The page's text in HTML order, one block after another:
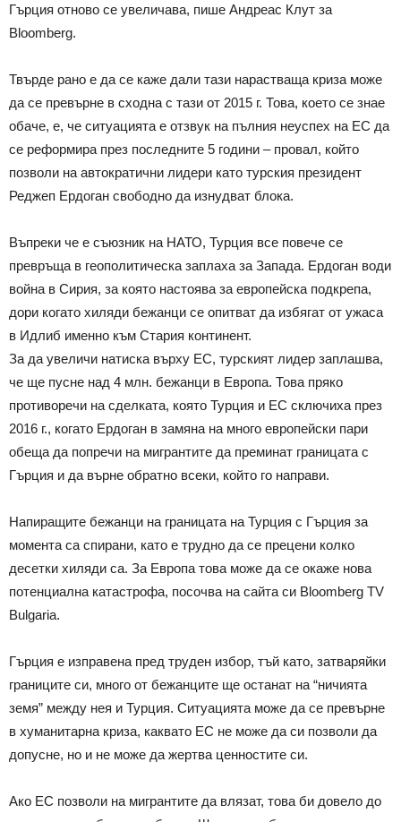
Гърция отново се увеличава, пише Андреас Клут за
Bloomberg.
Твърде рано е да се каже дали тази нарастваща криза може
да се превърне в сходна с тази от 2015 г. Това, което се знае
обаче, е, че ситуацията е отзвук на пълния неуспех на ЕС да
се реформира през последните 5 години – провал, който
позволи на автократични лидери като турския президент
Реджеп Ердоган свободно да изнудват блока.
Въпреки че е съюзник на НАТО, Турция все повече се
превръща в геополитическа заплаха за Запада. Ердоган води
война в Сирия, за която настоява за европейска подкрепа,
дори когато хиляди бежанци се опитват да избягат от ужаса
в Идлиб именно към Стария континент.
За да увеличи натиска върху ЕС, турският лидер заплашва,
че ще пусне над 4 млн. бежанци в Европа. Това пряко
противоречи на сделката, която Турция и ЕС сключиха през
2016 г., когато Ердоган в замяна на много европейски пари
обеща да попречи на мигрантите да преминат границата с
Гърция и да върне обратно всеки, който го направи.
Напиращите бежанци на границата на Турция с Гърция за
момента са спирани, като е трудно да се прецени колко
десетки хиляди са. За Европа това може да се окаже нова
потенциална катастрофа, посочва на сайта си Bloomberg TV
Bulgaria.
Гърция е изправена пред труден избор, тъй като, затваряйки
границите си, много от бежанците ще останат на “ничията
земя” между нея и Турция. Ситуацията може да се превърне
в хуманитарна криза, каквато ЕС не може да си позволи да
допусне, но и не може да жертва ценностите си.
Ако ЕС позволи на мигрантите да влязат, това би довело до